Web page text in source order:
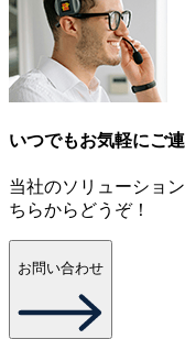
いつでもお気軽にご連
当社のソリューショ
ちらからどうぞ！
お問い合わせ